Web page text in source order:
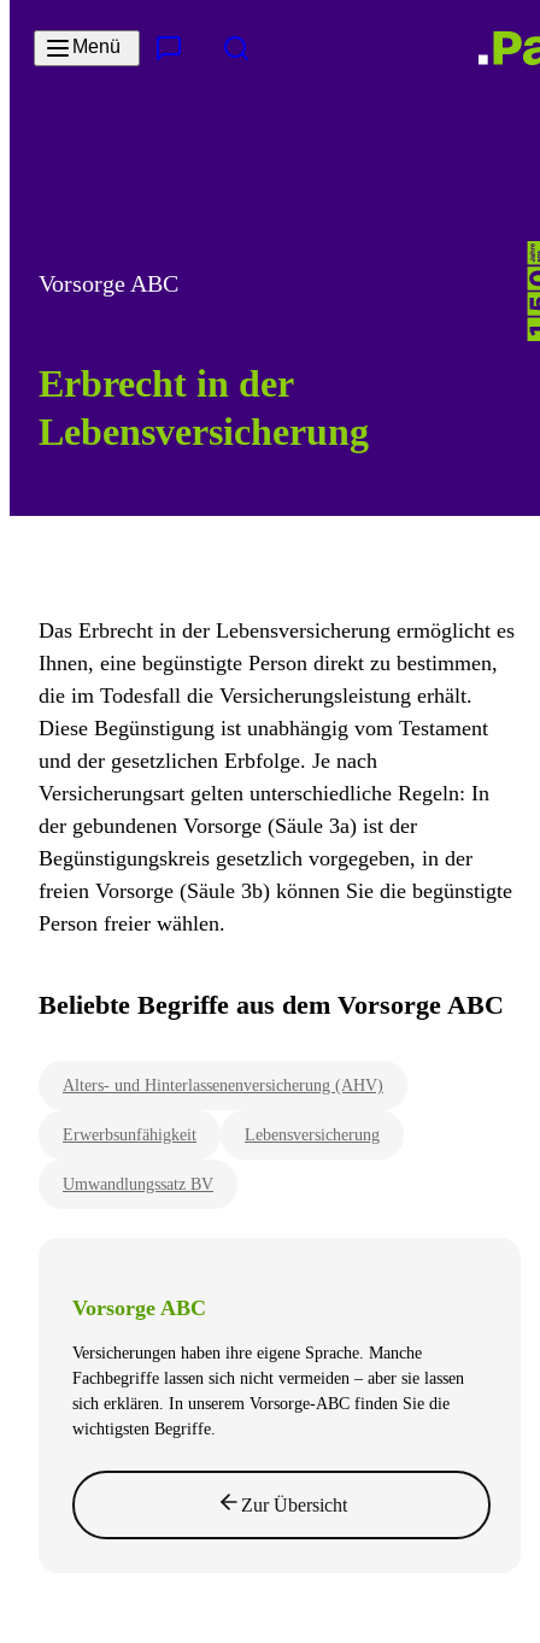
Menü
Vorsorge ABC
Erbrecht in der
Lebensversicherung
Das Erbrecht in der Lebensversicherung ermöglicht es
Ihnen, eine begünstigte Person direkt zu bestimmen,
die im Todesfall die Versicherungsleistung erhält.
Diese Begünstigung ist unabhängig vom Testament
und der gesetzlichen Erbfolge. Je nach
Versicherungsart gelten unterschiedliche Regeln: In
der gebundenen Vorsorge (Säule 3a) ist der
Begünstigungskreis gesetzlich vorgegeben, in der
freien Vorsorge (Säule 3b) können Sie die begünstigte
Person freier wählen.
Beliebte Begriffe aus dem Vorsorge ABC
Alters- und Hinterlassenenversicherung (AHV)
Erwerbsunfähigkeit Lebensversicherung
Umwandlungssatz BV
Vorsorge ABC
Versicherungen haben ihre eigene Sprache. Manche
Fachbegriffe lassen sich nicht vermeiden – aber sie lassen
sich erklären. In unserem Vorsorge-ABC finden Sie die
wichtigsten Begriffe.
Zur Übersicht